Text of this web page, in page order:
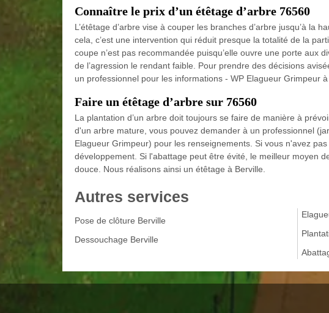
Connaître le prix d’un étêtage d’arbre 76560
L’étêtage d’arbre vise à couper les branches d’arbre jusqu’à la
cela, c’est une intervention qui réduit presque la totalité de la
coupe n’est pas recommandée puisqu’elle ouvre une porte aux
de l’agression le rendant faible. Pour prendre des décisions
un professionnel pour les informations - WP Elagueur Grimpeur
Faire un étêtage d’arbre sur 76560
La plantation d’un arbre doit toujours se faire de manière à
d'un arbre mature, vous pouvez demander à un professionnel
Elagueur Grimpeur) pour les renseignements. Si vous n'avez
développement. Si l'abattage peut être évité, le meilleur moyen
douce. Nous réalisons ainsi un étêtage à Berville.
Autres services
Pose de clôture Berville
Dessouchage Berville